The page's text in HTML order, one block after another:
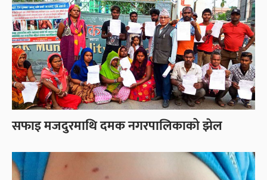
सफाइ मजदुरमाथि दमक नगरपालिकाको झेल